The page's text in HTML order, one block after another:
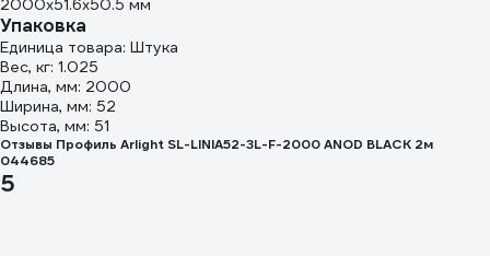
2000х51.6х50.5 мм
Упаковка
Единица товара: Штука
Вес, кг: 1.025
Длина, мм: 2000
Ширина, мм: 52
Высота, мм: 51
Отзывы Профиль Arlight SL-LINIA52-3L-F-2000 ANOD BLACK 2м
044685
5